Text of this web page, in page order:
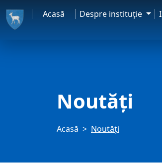
Acasă Despre instituţie
Noutăți
Acasă Noutăți